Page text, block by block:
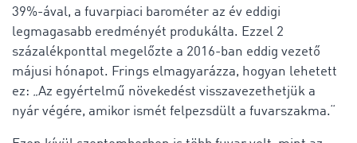
39%-ával, a fuvarpiaci barométer az év eddigi
legmagasabb eredményét produkálta. Ezzel 2
százalékponttal megelőzte a 2016-ban eddig vezető
májusi hónapot. Frings elmagyarázza, hogyan lehetett
ez: „Az egyértelmű növekedést visszavezethetjük a
nyár végére, amikor ismét felpezsdült a fuvarszakma.“